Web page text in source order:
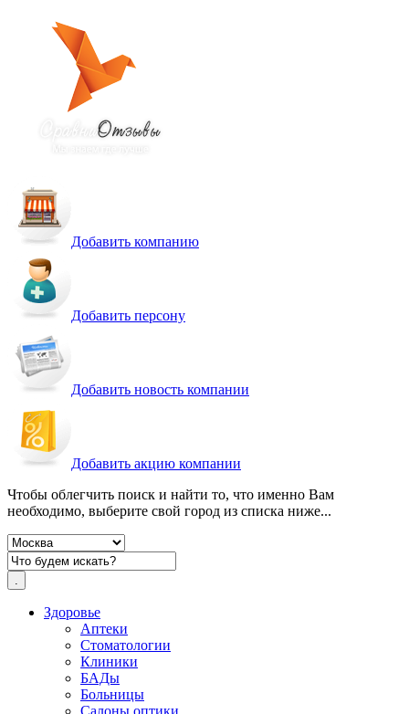
Добавить компанию
Добавить персону
Добавить новость компании
Добавить акцию компании
Чтобы облегчить поиск и найти то, что именно Вам
необходимо, выберите свой город из списка ниже...
Здоровье
Аптеки
Стоматологии
Клиники
БАДы
Больницы
Салоны оптики